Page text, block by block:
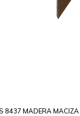
8437 MADERA MACIZA